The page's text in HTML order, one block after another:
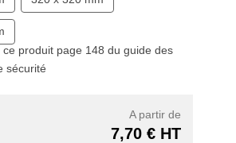
ce produit page 148 du guide des
sécurité
A partir de
7,70 € HT